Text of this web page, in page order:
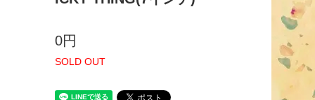
0円
SOLD OUT